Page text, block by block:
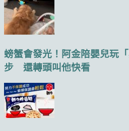
螃蟹會發光！阿金陪嬰兒玩
步 還轉頭叫他快看